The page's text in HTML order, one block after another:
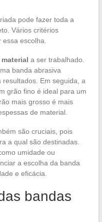
pode fazer toda a
Vários critérios
escolha.
a ser trabalhado.
banda abrasiva
Em seguida, a
grão fino é ideal para um
mais grosso é mais
de material.
são cruciais, pois
a qual são destinadas.
umidade ou
a escolha da banda
e eficácia.
bandas